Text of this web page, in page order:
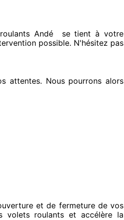
Andé se tient à votre
possible. N'hésitez pas
attentes. Nous pourrons alors
et de fermeture de vos
volets roulants et accélère la